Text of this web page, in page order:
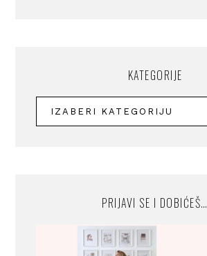
KATEGORIJE
PRIJAVI SE I DOBIĆEŠ…